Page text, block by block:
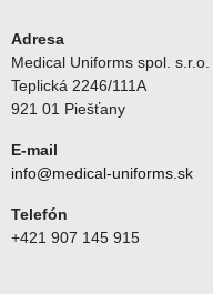
Adresa
Medical Uniforms spol. s.r.o.
Teplická 2246/111A
921 01 Piešťany
E-mail
info@medical-uniforms.sk
Telefón
+421 907 145 915